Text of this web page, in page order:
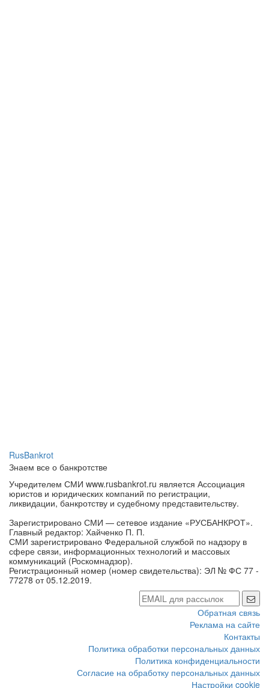
Знаем все о банкротстве
Учредителем СМИ www.rusbankrot.ru является Ассоциация
юристов и юридических компаний по регистрации,
ликвидации, банкротству и судебному представительству.
Зарегистрировано СМИ — сетевое издание «РУСБАНКРОТ».
Главный редактор: Хайченко П. П.
СМИ зарегистрировано Федеральной службой по надзору в
сфере связи, информационных технологий и массовых
коммуникаций (Роскомнадзор).
Регистрационный номер (номер свидетельства): ЭЛ № ФС 77 -
77278 от 05.12.2019.
Обратная связь
Реклама на сайте
Контакты
Политика обработки персональных данных
Политика конфиденциальности
Согласие на обработку персональных данных
Настройки cookie